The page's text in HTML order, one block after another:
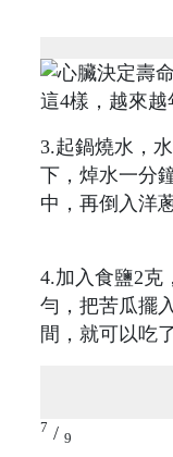
3.起鍋燒水，
下，焯水一分
中，再倒入洋
4.加入食鹽2克
勻，把苦瓜擺
間，就可以吃了
7 / 9